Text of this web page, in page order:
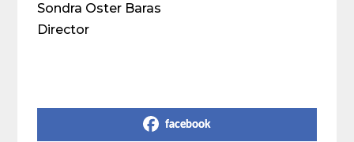
Sondra Oster Baras
Director
facebook